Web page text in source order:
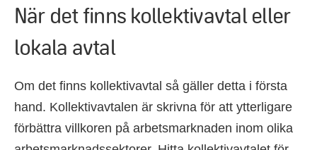
När det finns kollektivavtal eller
lokala avtal
Om det finns kollektivavtal så gäller detta i första
hand. Kollektivavtalen är skrivna för att ytterligare
förbättra villkoren på arbetsmarknaden inom olika